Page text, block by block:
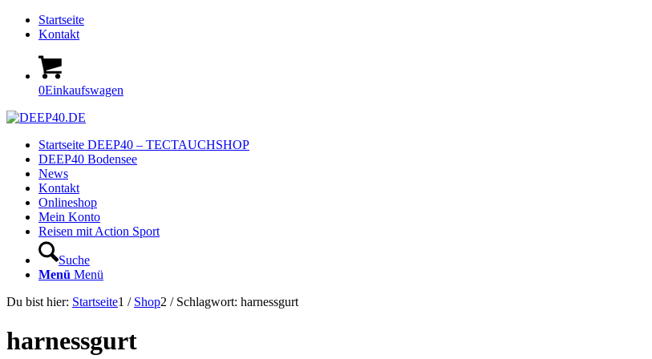
Startseite
Kontakt
0Einkaufswagen
Startseite DEEP40 – TECTAUCHSHOP
DEEP40 Bodensee
News
Kontakt
Onlineshop
Mein Konto
Reisen mit Action Sport
Suche
Menü Menü
Du bist hier: Startseite1 / Shop2 / Schlagwort: harnessgurt
harnessgurt